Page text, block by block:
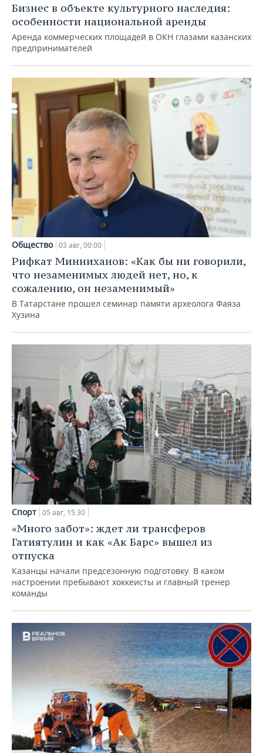
Бизнес в объекте культурного наследия:
особенности национальной аренды
Аренда коммерческих площадей в ОКН глазами казанских
предпринимателей
Общество 03 авг, 00:00
Рифкат Минниханов: «Как бы ни говорили,
что незаменимых людей нет, но, к
сожалению, он незаменимый»
В Татарстане прошел семинар памяти археолога Фаяза
Хузина
Спорт 05 авг, 15:30
«Много забот»: ждет ли трансферов
Гатиятулин и как «Ак Барс» вышел из
отпуска
Казанцы начали предсезонную подготовку. В каком
настроении пребывают хоккеисты и главный тренер
команды